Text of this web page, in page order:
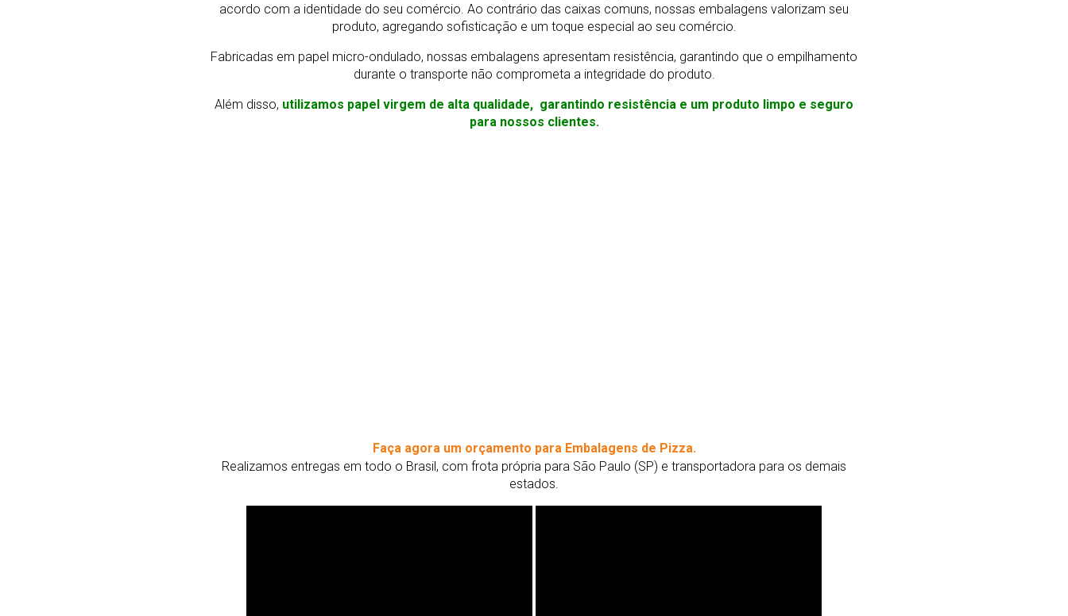
acordo com a identidade do seu comércio. Ao contrário das caixas comuns, nossas embalagens valorizam seu
produto, agregando sofisticação e um toque especial ao seu comércio.
Fabricadas em papel micro-ondulado, nossas embalagens apresentam resistência, garantindo que o empilhamento
durante o transporte não comprometa a integridade do produto.
Além disso, utilizamos papel virgem de alta qualidade, garantindo resistência e um produto limpo e seguro
para nossos clientes.
Faça agora um orçamento para Embalagens de Pizza.
Realizamos entregas em todo o Brasil, com frota própria para São Paulo (SP) e transportadora para os demais
estados.